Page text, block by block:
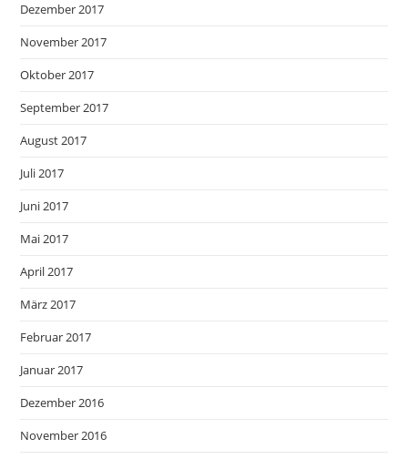
Dezember 2017
November 2017
Oktober 2017
September 2017
August 2017
Juli 2017
Juni 2017
Mai 2017
April 2017
März 2017
Februar 2017
Januar 2017
Dezember 2016
November 2016